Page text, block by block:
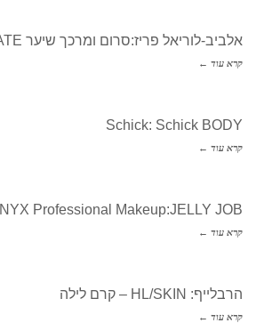
אלביב-לוריאל פריז:סרום ומרכך שיער ULTIMATE
קרא עוד ←
Schick: Schick BODY
קרא עוד ←
NYX Professional Makeup:JELLY JOB
קרא עוד ←
הרבלייף: HL/SKIN – קרם לילה
קרא עוד ←